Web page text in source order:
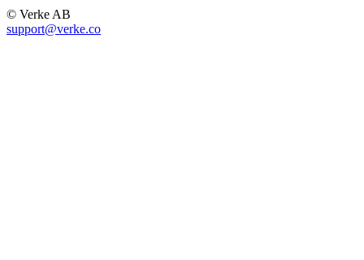
© Verke AB
support@verke.co